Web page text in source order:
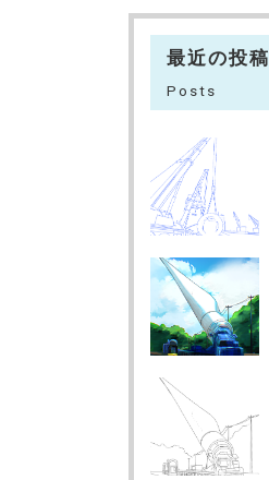
最近の投稿
Posts